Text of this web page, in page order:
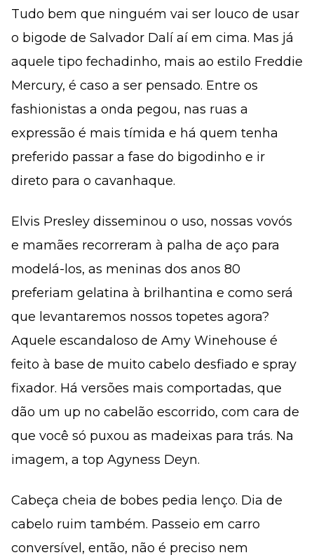
Tudo bem que ninguém vai ser louco de usar
o bigode de Salvador Dalí aí em cima. Mas já
aquele tipo fechadinho, mais ao estilo Freddie
Mercury, é caso a ser pensado. Entre os
fashionistas a onda pegou, nas ruas a
expressão é mais tímida e há quem tenha
preferido passar a fase do bigodinho e ir
direto para o cavanhaque.
Elvis Presley disseminou o uso, nossas vovós
e mamães recorreram à palha de aço para
modelá-los, as meninas dos anos 80
preferiam gelatina à brilhantina e como será
que levantaremos nossos topetes agora?
Aquele escandaloso de Amy Winehouse é
feito à base de muito cabelo desfiado e spray
fixador. Há versões mais comportadas, que
dão um up no cabelão escorrido, com cara de
que você só puxou as madeixas para trás. Na
imagem, a top Agyness Deyn.
Cabeça cheia de bobes pedia lenço. Dia de
cabelo ruim também. Passeio em carro
conversível, então, não é preciso nem